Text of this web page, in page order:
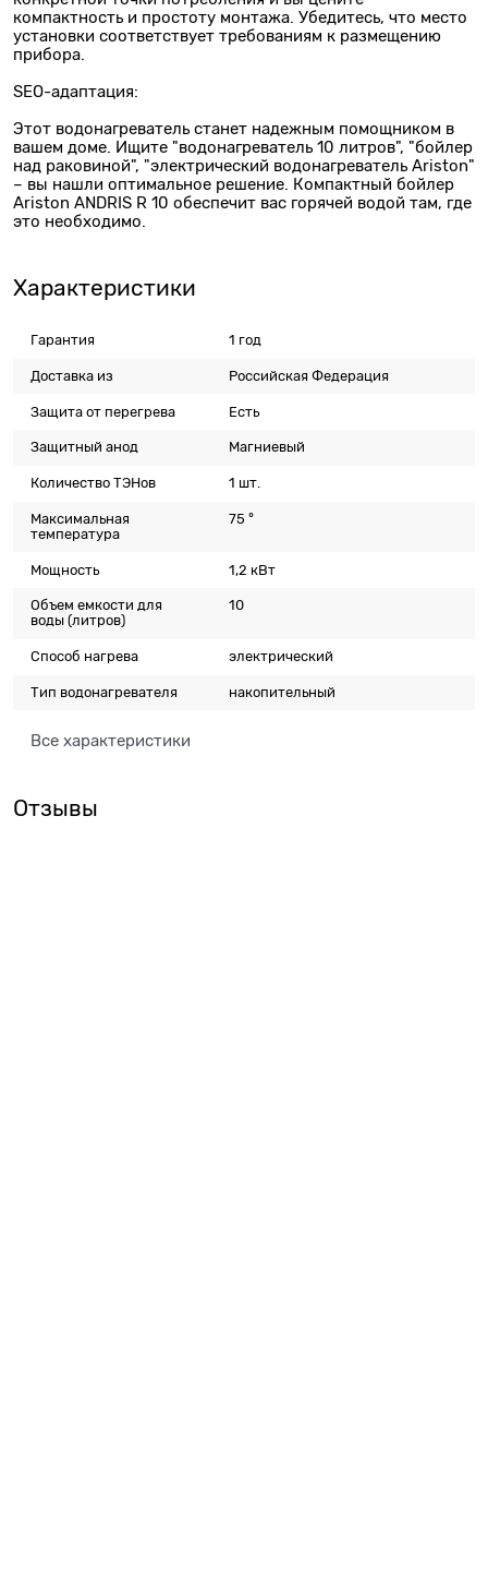
компактность и простоту монтажа. Убедитесь, что место
установки соответствует требованиям к размещению
прибора.
SEO-адаптация:
Этот водонагреватель станет надежным помощником в
вашем доме. Ищите "водонагреватель 10 литров", "бойлер
над раковиной", "электрический водонагреватель Ariston"
– вы нашли оптимальное решение. Компактный бойлер
Ariston ANDRIS R 10 обеспечит вас горячей водой там, где
это необходимо.
Характеристики
Гарантия 1 год
Доставка из Российская Федерация
Защита от перегрева Есть
Защитный анод Магниевый
Количество ТЭНов 1 шт.
Максимальная
температура
75 °
Мощность 1,2 кВт
Объем емкости для
воды(литров)
10
Способ нагрева электрический
Тип водонагревателя накопительный
Все характеристики
Отзывы